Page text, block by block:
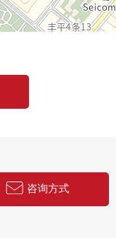
咨询方式